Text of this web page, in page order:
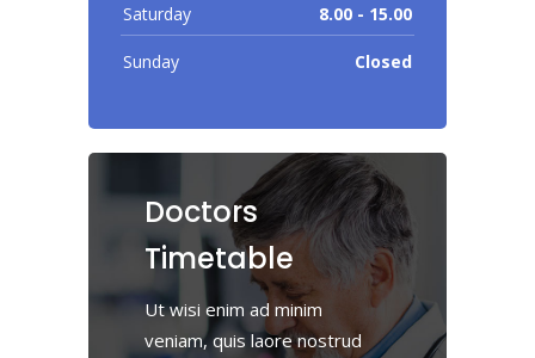
Saturday 8.00 - 15.00
Sunday Closed
Doctors
Timetable
Ut wisi enim ad minim
veniam, quis laore nostrud